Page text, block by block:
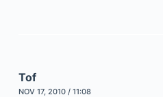
Tof
NOV 17, 2010 / 11:08